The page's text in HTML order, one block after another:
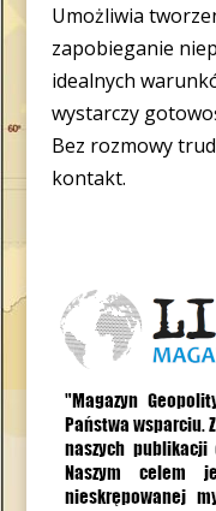
Umożliwia
zapobieganie
idealnych
wystarczy
Bez rozmowy
kontakt.